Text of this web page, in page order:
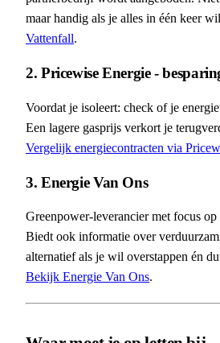
maar handig als je alles in één keer
Vattenfall.
2. Pricewise Energie -
Voordat je isoleert: check of je
Een lagere gasprijs verkort je
Vergelijk energiecontracten via
3. Energie Van Ons
Greenpower-leverancier met focus
Biedt ook informatie over
alternatief als je wil overstappen én
Bekijk Energie Van Ons.